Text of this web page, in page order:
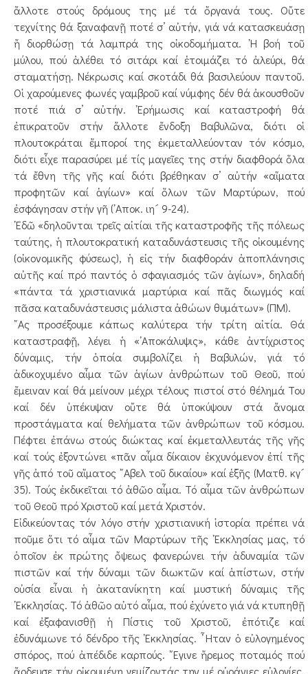
ἄλλοτε στούς δρόμους της μέ τά ὄργανά τους. Οὔτε
τεχνίτης θά ξαναφανῇ ποτέ σ’ αὐτήν, γιά νά κατασκευάσῃ
ἤ διορθώσῃ τά λαμπρά της οἰκοδομήματα. ῾Η βοή τοῦ
μύλου, πού ἀλέθει τό σιτάρι καί ἑτοιμάζει τό ἀλεύρι, θά
σταματήσῃ. Νέκρωσις καί σκοτάδι θά βασιλεύουν παντοῦ.
Οἱ χαρούμενες φωνές γαμβροῦ καί νύμφης δέν θά ἀκουσθοῦν
ποτέ πιά σ’ αὐτήν. ᾿Ερήμωσις καί καταστροφή θά
ἐπικρατοῦν στήν ἄλλοτε ἔνδοξη Βαβυλῶνα, διότι οἱ
πλουτοκράται ἔμποροί της ἐκμεταλλεύονταν τόν κόσμο,
διότι εἶχε παρασύρει μέ τίς μαγεῖες της στήν διαφθορά ὅλα
τά ἔθνη τῆς γῆς καί διότι βρέθηκαν σ’ αὐτήν «αἵματα
προφητῶν καί ἁγίων» καί ὅλων τῶν Μαρτύρων, πού
ἐσφάγησαν στήν γῆ (᾿Αποκ. ιη´ 9-24).
᾿Εδῶ «δηλοῦνται τρεῖς αἰτίαι τῆς καταστροφῆς τῆς πόλεως
ταύτης, ἡ πλουτοκρατική καταδυνάστευσις τῆς οἰκουμένης
(οἰκονομικῆς φύσεως), ἡ εἰς τήν διαφθοράν ἀποπλάνησις
αὐτῆς καί πρό παντός ὁ σφαγιασμός τῶν ἁγίων», δηλαδή
«πάντα τά χριστιανικά μαρτύρια καί πᾶς διωγμός καί
πᾶσα καταδυνάστευσις μάλιστα ἀθώων θυμάτων» (ΠΜ).
῎Ας προσέξουμε κάπως καλύτερα τήν τρίτη αἰτία. Θά
καταστραφῇ, λέγει ἡ «᾿Αποκάλυψις», κάθε ἀντίχριστος
δύναμις, τήν ὁποία συμβολίζει ἡ Βαβυλών, γιά τό
ἀδικοχυμένο αἷμα τῶν ἁγίων ἀνθρώπων τοῦ Θεοῦ, πού
ἔμειναν καί θά μείνουν μέχρι τέλους πιστοί στό θέλημά Του
καί δέν ὑπέκυψαν οὔτε θά ὑποκύψουν στά ἄνομα
προστάγματα καί θελήματα τῶν ἀνθρώπων τοῦ κόσμου.
Πέφτει ἐπάνω στούς διώκτας καί ἐκμεταλλευτάς τῆς γῆς
καί τούς ἐξοντώνει «πᾶν αἷμα δίκαιον ἐκχυνόμενον ἐπί τῆς
γῆς ἀπό τοῦ αἵματος ῎Αβελ τοῦ δικαίου» καί ἑξῆς (Ματθ. κγ´
35). Τούς ἐκδικεῖται τό ἀθῶο αἷμα. Τό αἷμα τῶν ἀνθρώπων
τοῦ Θεοῦ πρό Χριστοῦ καί μετά Χριστόν.
Εἰδικεύοντας τόν λόγο στήν χριστιανική ἱστορία πρέπει νά
ποῦμε ὅτι τό αἷμα τῶν Μαρτύρων τῆς ᾿Εκκλησίας μας, τό
ὁποῖον ἐκ πρώτης ὄψεως φανερώνει τήν ἀδυναμία τῶν
πιστῶν καί τήν δύναμι τῶν διωκτῶν καί ἀπίστων, στήν
οὐσία εἶναι ἡ ἀκατανίκητη καί μυστική δύναμις τῆς
᾿Εκκλησίας. Τό ἀθῶο αὐτό αἷμα, πού ἐχύνετο γιά νά κτυπηθῇ
καί ἐξαφανισθῇ ἡ Πίστις τοῦ Χριστοῦ, ἐπότιζε καί
ἐδυνάμωνε τό δένδρο τῆς ᾿Εκκλησίας. ῏Ηταν ὁ εὐλογημένος
σπόρος, πού ἀπέδιδε καρπούς. ῎Εγινε ἤρεμος ποταμός πού
ἄρδευσε τήν οἰκουμένη γεμίζοντάς την μέ οὐράνιες εὐλογίες,